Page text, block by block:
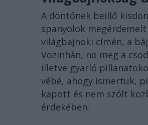
A döntőnek beillő
spanyolok megérdemelt
világbajnoki címén, a
Vozinhán, no meg a
illetve gyarló
vébé, ahogy ismertük,
kapott és nem szólt
érdekében.